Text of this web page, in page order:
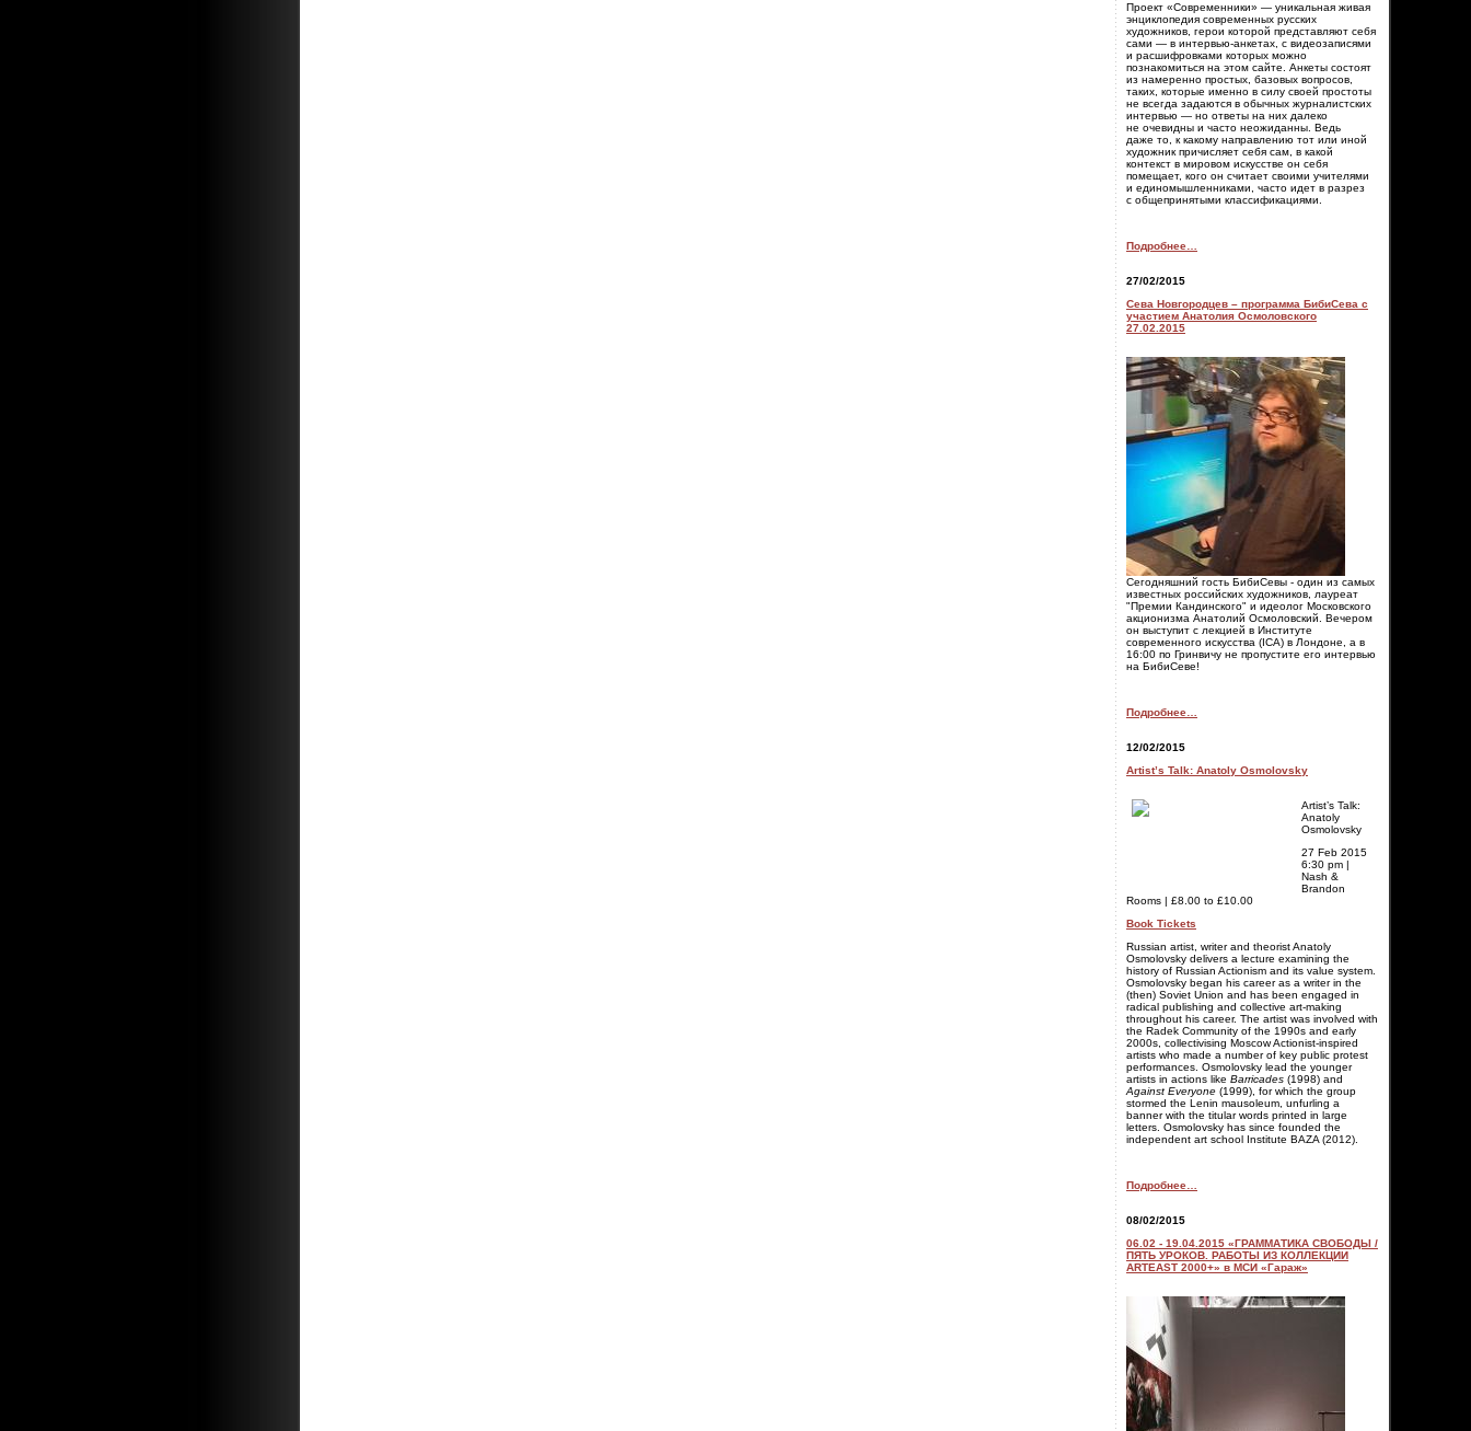
Проект «Современники» — уникальная живая
энциклопедия современных русских
художников, герои которой представляют себя
сами — в интервью-анкетах, с видеозаписями
и расшифровками которых можно
познакомиться на этом сайте. Анкеты состоят
из намеренно простых, базовых вопросов,
таких, которые именно в силу своей простоты
не всегда задаются в обычных журналистских
интервью — но ответы на них далеко
не очевидны и часто неожиданны. Ведь
даже то, к какому направлению тот или иной
художник причисляет себя сам, в какой
контекст в мировом искусстве он себя
помещает, кого он считает своими учителями
и единомышленниками, часто идет в разрез
с общепринятыми классификациями.
Подробнее…
27/02/2015
Сева Новгородцев – программа БибиСева c
участием Анатолия Осмоловского
27.02.2015
Сегодняшний гость БибиСевы - один из самых
известных российских художников, лауреат
"Премии Кандинского" и идеолог Московского
акционизма Анатолий Осмоловский. Вечером
он выступит с лекцией в Институте
современного искусства (ICA) в Лондоне, а в
16:00 по Гринвичу не пропустите его интервью
на БибиСеве!
Подробнее…
12/02/2015
Artist’s Talk: Anatoly Osmolovsky
Artist’s Talk:
Anatoly
Osmolovsky
27 Feb 2015
6:30 pm |
Nash &
Brandon
Rooms | £8.00 to £10.00
Book Tickets
Russian artist, writer and theorist Anatoly
Osmolovsky delivers a lecture examining the
history of Russian Actionism and its value system.
Osmolovsky began his career as a writer in the
(then) Soviet Union and has been engaged in
radical publishing and collective art-making
throughout his career. The artist was involved with
the Radek Community of the 1990s and early
2000s, collectivising Moscow Actionist-inspired
artists who made a number of key public protest
performances. Osmolovsky lead the younger
artists in actions like Barricades (1998) and
Against Everyone (1999), for which the group
stormed the Lenin mausoleum, unfurling a
banner with the titular words printed in large
letters. Osmolovsky has since founded the
independent art school Institute BAZA (2012).
Подробнее…
08/02/2015
06.02 - 19.04.2015 «ГРАММАТИКА СВОБОДЫ /
ПЯТЬ УРОКОВ. РАБОТЫ ИЗ КОЛЛЕКЦИИ
ARTEAST 2000+» в МСИ «Гараж»